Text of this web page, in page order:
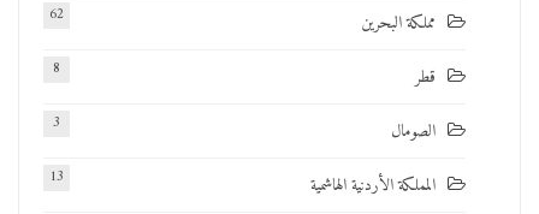
مملكة البحرين 62
قطر 8
الصومال 3
المملكة الأردنية الهاشمية 13